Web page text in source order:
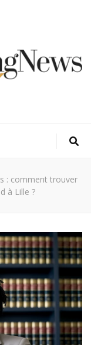
: comment trouver
à Lille ?